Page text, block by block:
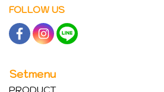
FOLLOW US
Setmenu
PRODUCT